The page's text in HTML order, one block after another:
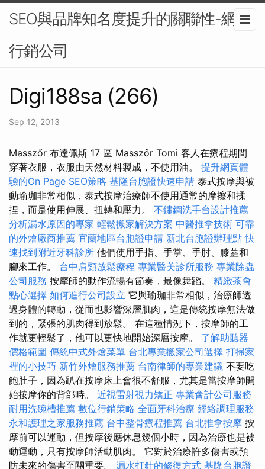
SEO與品牌知名度提升的關聯性-網路
行銷公司
Digi188sa (266)
Sep 12, 2013
Masszőr 布達佩斯 17 區 Masszőr Tomi 客人在療程期間
穿著衣服，衣服由天然材料製成，不使用油。 提升網頁體
驗的On Page SEO策略 基隆台胞證快速申請 泰式按摩與被
動瑜珈非常相似，泰式按摩治療師不使用通常的摩擦和揉
捏，而是使用伸展、扭轉和壓力。 不鏽鋼洗手台設計推薦
分析漏水原因的專家 輕鬆搬家解決方案 中醫推拿技術 可靠
的外燴廠商推薦 宜蘭地區台胞證申請 新北台胞證辦理點 快
速找到附近牙科診所 他們使用手指、手掌、手肘、膝蓋和
腳來工作。 台中肩頸放鬆療程 專業醫美診所服務 專業除蟲
公司服務 按摩師的動作流暢有節奏，最像舞蹈。 精緻茶會
點心選擇 如何進行公司設立 它與瑜珈非常相似，治療師透
過身體的轉動，從而也影響深層肌肉，這是傳統按摩無法做
到的，緊張的肌肉得到放鬆。 在這種情況下，按摩師的工
作就更輕鬆了，他可以更快地開始深層按摩。 了解助聽器
價格範圍 傳統中式外燴菜單 台北專業搬家公司選擇 打掃家
裡的小技巧 新竹外燴服務推薦 台南律師的專業建議 不要吃
飽肚子，因為趴在按摩床上會很不舒服，尤其是當按摩師開
始按摩你的背部時。 近視雷射視力矯正 專業會計公司服務
耐用洗碗槽推薦 數位行銷策略 全面牙科治療 經絡調理服務
永和護理之家服務推薦 台中整骨療程推薦 台北推拿按摩 按
摩前可以運動，但按摩後應休息幾個小時，因為治療也是被
動運動，只有按摩師活動肌肉。 它對於治療許多傷害或預
防未來的傷害至關重要。 漏水打針的修復方式 基隆台胞證